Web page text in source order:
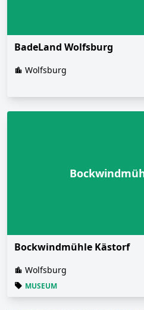
BadeLand Wolfsburg
Wolfsburg
Bockwindmühle Kästorf
Wolfsburg
MUSEUM